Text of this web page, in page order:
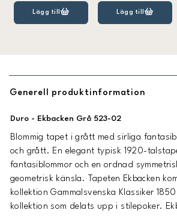
Lägg till Lägg till
Generell produktinformation
Duro - Ekbacken Grå 523-02
Blommig tapet i grått med sirliga
och grått. En elegant typisk 1920-
fantasiblommor och en ordnad
geometrisk känsla. Tapeten Ekbacken
kollektion Gammalsvenska Klassiker
kollektion som delats upp i stilepoker.